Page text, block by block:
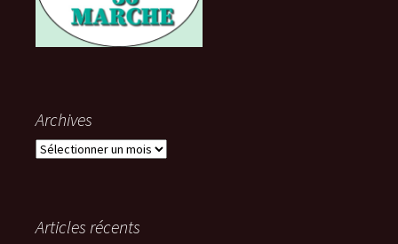
Archives
Archives
Articles récents